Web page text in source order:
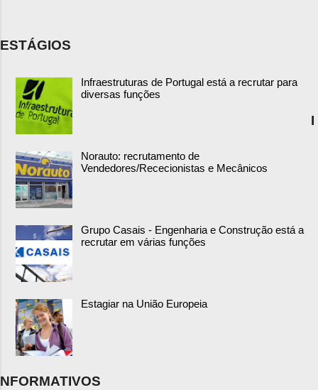
ESTÁGIOS
Infraestruturas de Portugal está a recrutar para
diversas funções
Norauto: recrutamento de
Vendedores/Rececionistas e Mecânicos
Grupo Casais - Engenharia e Construção está a
recrutar em várias funções
Estagiar na União Europeia
I
NFORMATIVOS